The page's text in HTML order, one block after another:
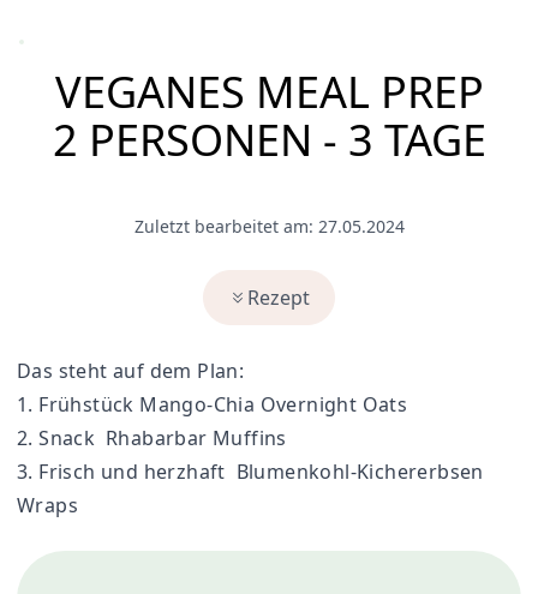
VEGANES MEAL PREP
2 PERSONEN - 3 TAGE
Zuletzt bearbeitet am: 27.05.2024
Rezept
Das steht auf dem Plan:
1. Frühstück Mango-Chia Overnight Oats
2. Snack Rhabarbar Muffins
3. Frisch und herzhaft Blumenkohl-Kichererbsen
Wraps